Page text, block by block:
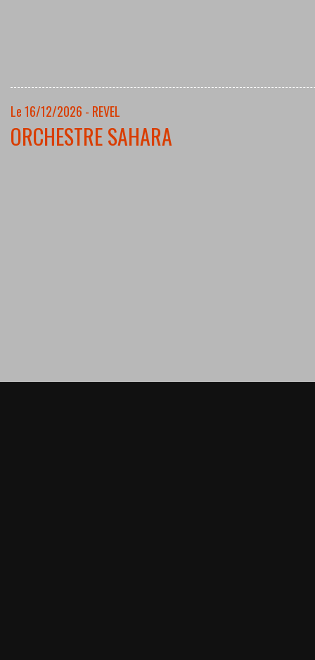
Le 16/12/2026 - REVEL
ORCHESTRE SAHARA